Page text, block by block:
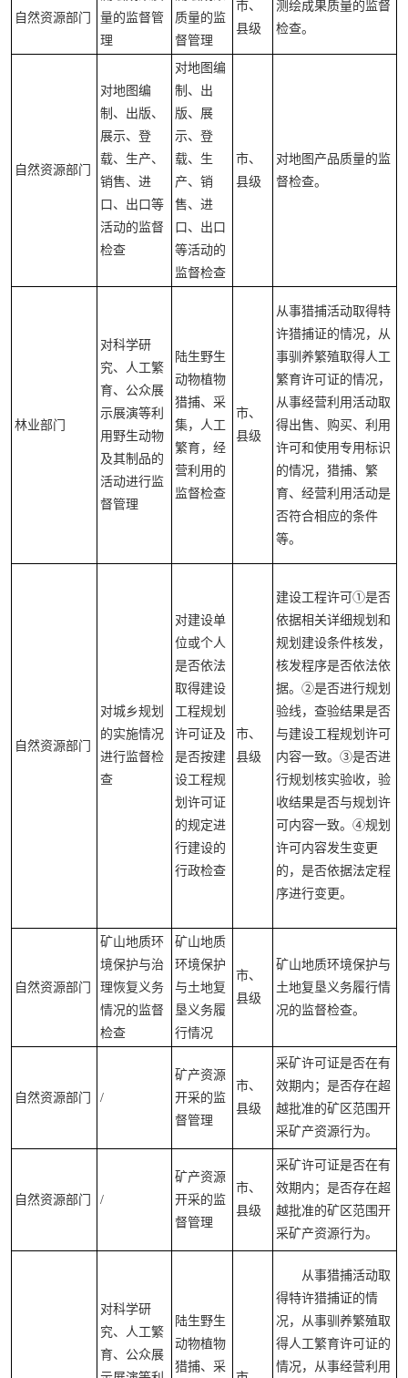
自然资源部门
量的监督管
理
质量的监
督管理
市、
县级
测绘成果质量的监督
检查。
自然资源部门
对地图编
制、出版、
展示、登
载、生产、
销售、进
口、出口等
活动的监督
检查
对地图编
制、出
版、展
示、登
载、生
产、销
售、进
口、出口
等活动的
监督检查
市、
县级
对地图产品质量的监
督检查。
林业部门
对科学研
究、人工繁
育、公众展
示展演等利
用野生动物
及其制品的
活动进行监
督管理
陆生野生
动物植物
猎捕、采
集，人工
繁育，经
营利用的
监督检查
市、
县级
从事猎捕活动取得特
许猎捕证的情况，从
事驯养繁殖取得人工
繁育许可证的情况，
从事经营利用活动取
得出售、购买、利用
许可和使用专用标识
的情况，猎捕、繁
育、经营利用活动是
否符合相应的条件
等。
自然资源部门
对城乡规划
的实施情况
进行监督检
查
对建设单
位或个人
是否依法
取得建设
工程规划
许可证及
是否按建
设工程规
划许可证
的规定进
行建设的
行政检查
市、
县级
建设工程许可①是否
依据相关详细规划和
规划建设条件核发，
核发程序是否依法依
据。②是否进行规划
验线，查验结果是否
与建设工程规划许可
内容一致。③是否进
行规划核实验收，验
收结果是否与规划许
可内容一致。④规划
许可内容发生变更
的，是否依据法定程
序进行变更。
自然资源部门
矿山地质环
境保护与治
理恢复义务
情况的监督
检查
矿山地质
环境保护
与土地复
垦义务履
行情况
市、
县级
矿山地质环境保护与
土地复垦义务履行情
况的监督检查。
自然资源部门 /
矿产资源
开采的监
督管理
市、
县级
采矿许可证是否在有
效期内；是否存在超
越批准的矿区范围开
采矿产资源行为。
自然资源部门 /
矿产资源
开采的监
督管理
市、
县级
采矿许可证是否在有
效期内；是否存在超
越批准的矿区范围开
采矿产资源行为。
对科学研
究、人工繁
育、公众展
陆生野生
动物植物
猎捕、采
从事猎捕活动取
得特许猎捕证的情
况，从事驯养繁殖取
得人工繁育许可证的
情况，从事经营利用